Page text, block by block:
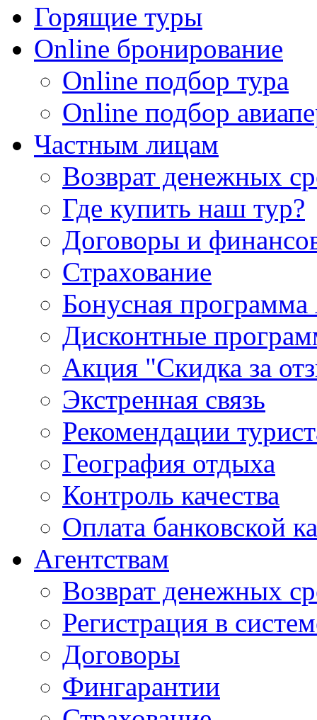
Горящие туры
Online бронирование
Online подбор тура
Online подбор
Частным лицам
Возврат денежных
Где купить наш тур?
Договоры и
Страхование
Бонусная
Дисконтные
Акция "Скидка за
Экстренная связь
Рекомендации
География отдыха
Контроль качества
Оплата банковской
Агентствам
Возврат денежных
Регистрация в
Договоры
Фингарантии